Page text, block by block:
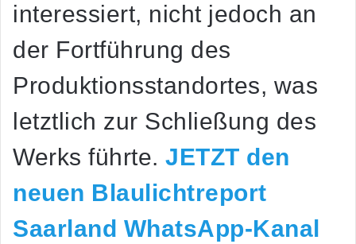
interessiert, nicht jedoch an
der Fortführung des
Produktionsstandortes, was
letztlich zur Schließung des
Werks führte. JETZT den
neuen Blaulichtreport
Saarland WhatsApp-Kanal